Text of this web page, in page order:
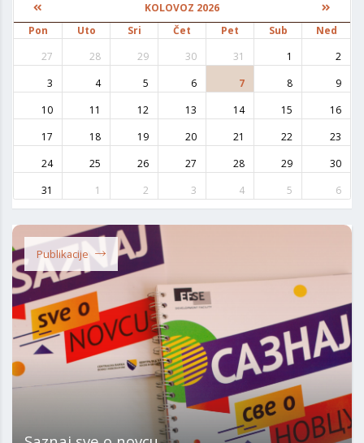
KOLOVOZ 2026
Pon
Uto Sri Čet Pet Sub
Ned
27
28 29 30 31 1
2
3
4 5 6 7 8
9
10
11 12 13 14 15
16
17
18 19 20 21 22
23
24
25 26 27 28 29
30
31
1 2 3 4 5 6
Publikacije